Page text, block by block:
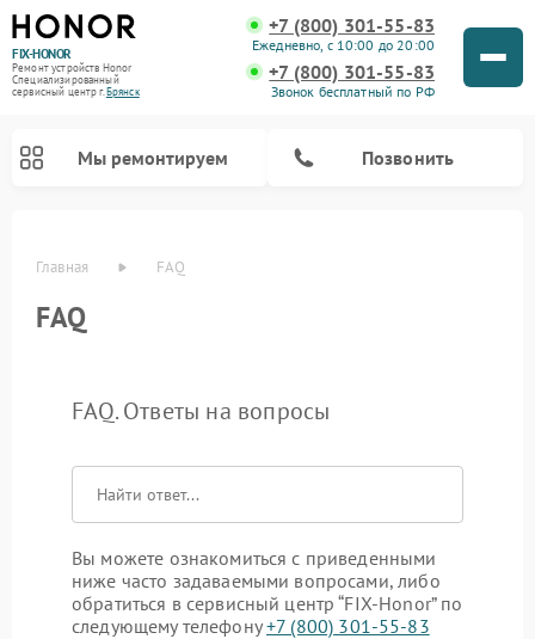
FIX-HONOR
Ремонт устройств Honor
Специализированный
cервисный центр г.Брянск
+7 (800) 301-55-83
Ежедневно, с 10:00 до 20:00
+7 (800) 301-55-83
Звонок бесплатный по РФ
Мы ремонтируем Позвонить
Главная FAQ
FAQ
FAQ. Ответы на вопросы
Вы можете ознакомиться с приведенными
ниже часто задаваемыми вопросами, либо
обратиться в сервисный центр “FIX-Honor” по
следующему телефону+7 (800) 301-55-83